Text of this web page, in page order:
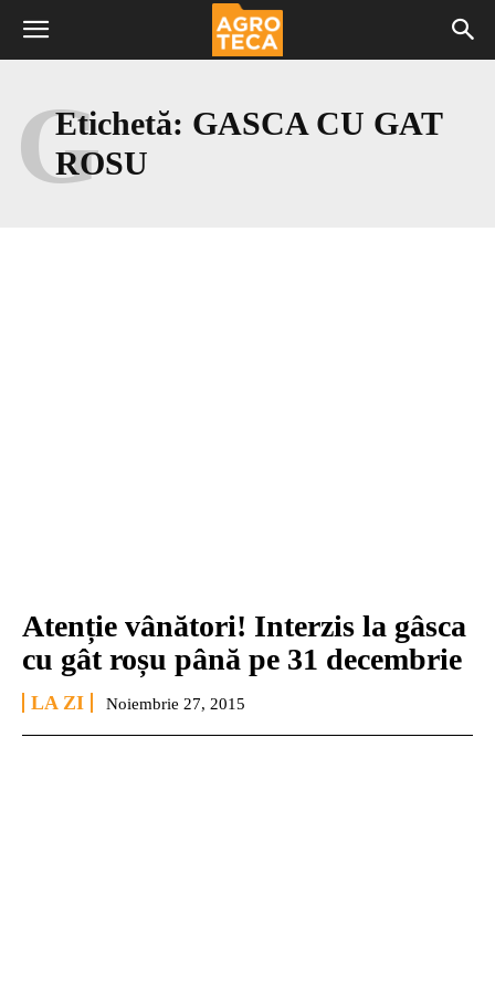
Etichetă: GASCA CU GAT
ROSU
G
Atenție vânători! Interzis la gâsca
cu gât roșu până pe 31 decembrie
LA ZI Noiembrie 27, 2015